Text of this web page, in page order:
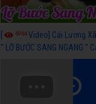
6964Video] Cải Lương
" LỠ BƯỚC SANG NGANG "
Thuỷ, Thanh Tuấn, Hồng Nga